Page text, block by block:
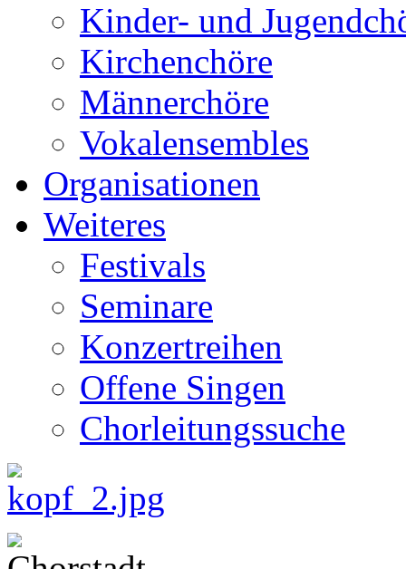
Kinder- und
Kirchenchöre
Männerchöre
Vokalensembles
Organisationen
Weiteres
Festivals
Seminare
Konzertreihen
Offene Singen
Chorleitungssuche